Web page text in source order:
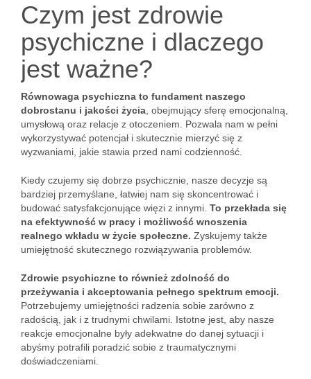
Czym jest zdrowie
psychiczne i dlaczego
jest ważne?
Równowaga psychiczna to fundament naszego
dobrostanu i jakości życia , obejmujący sferę emocjonalną,
umysłową oraz relacje z otoczeniem. Pozwala nam w pełni
wykorzystywać potencjał i skutecznie mierzyć się z
wyzwaniami, jakie stawia przed nami codzienność.
Kiedy czujemy się dobrze psychicznie, nasze decyzje są
bardziej przemyślane, łatwiej nam się skoncentrować i
budować satysfakcjonujące więzi z innymi. To przekłada się
na efektywność w pracy i możliwość wnoszenia
realnego wkładu w życie społeczne. Zyskujemy także
umiejętność skutecznego rozwiązywania problemów.
Zdrowie psychiczne to również zdolność do
przeżywania i akceptowania pełnego spektrum emocji.
Potrzebujemy umiejętności radzenia sobie zarówno z
radością, jak i z trudnymi chwilami. Istotne jest, aby nasze
reakcje emocjonalne były adekwatne do danej sytuacji i
abyśmy potrafili poradzić sobie z traumatycznymi
doświadczeniami.